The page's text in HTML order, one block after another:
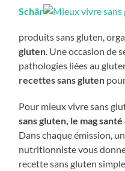
Schär
produits sans gluten,
gluten. Une occasion de
pathologies liées au
recettes sans gluten
Pour mieux vivre sans
sans gluten, le mag
Dans chaque émission,
nutritionniste vous
recette sans gluten